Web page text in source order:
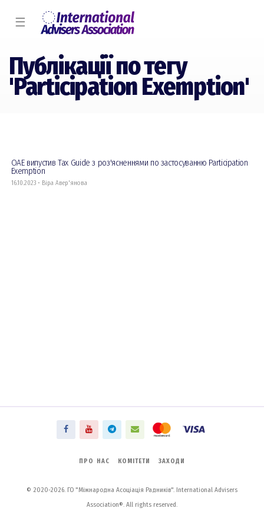
☰
Публікації по тегу
'Participation Exemption'
ОАЕ випустив Tax Guide з роз'ясненнями по застосуванню Participation
Exemption
16.10.2023 • Віра Авер'янова
ПРО НАС КОМІТЕТИ ЗАХОДИ
© 2020-2026. ГО "Міжнародна Асоціація Радників". International Advisers
Association®. All rights reserved.